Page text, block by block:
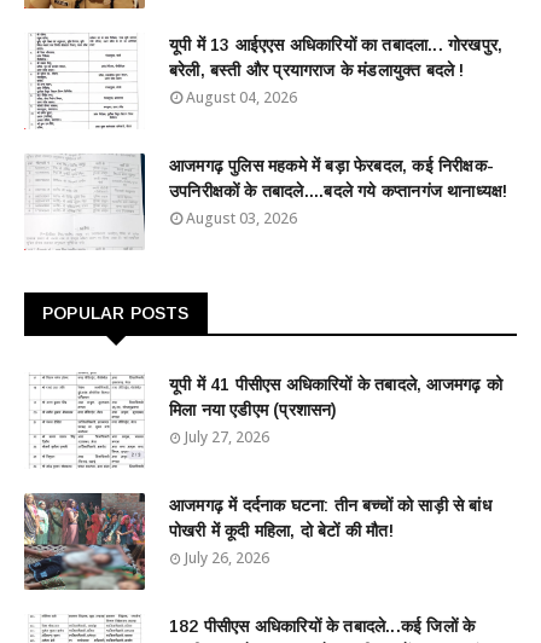
यूपी में 13 आईएएस अधिकारियों का तबादला... गोरखपुर,
बरेली, बस्ती और प्रयागराज के मंडलायुक्त बदले !
August 04, 2026
आजमगढ़ पुलिस महकमे में बड़ा फेरबदल, कई निरीक्षक-
उपनिरीक्षकों के तबादले....बदले गये कप्तानगंज थानाध्यक्ष!
August 03, 2026
POPULAR POSTS
यूपी में 41 पीसीएस अधिकारियों के तबादले, आजमगढ़ को
मिला नया एडीएम (प्रशासन)
July 27, 2026
आजमगढ़ में दर्दनाक घटना: तीन बच्चों को साड़ी से बांध
पोखरी में कूदी महिला, दो बेटों की मौत!
July 26, 2026
182 पीसीएस अधिकारियों के तबादले...कई जिलों के